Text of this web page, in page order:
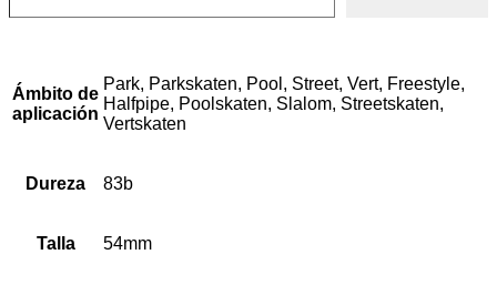
Ámbito de
aplicación
Park, Parkskaten, Pool, Street, Vert, Freestyle,
Halfpipe, Poolskaten, Slalom, Streetskaten,
Vertskaten
Dureza 83b
Talla 54mm